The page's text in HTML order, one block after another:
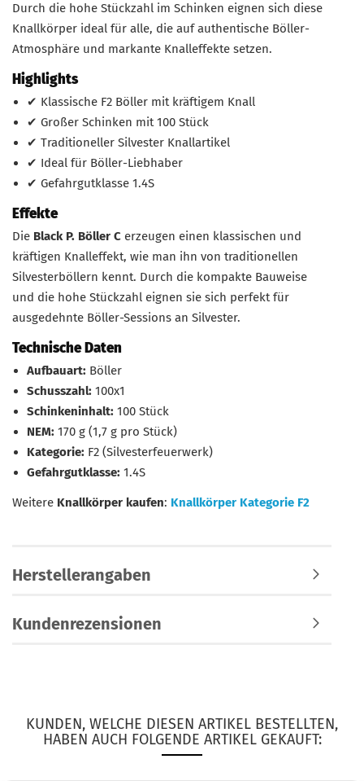
Durch die hohe Stückzahl im Schinken eignen sich diese
Knallkörper ideal für alle, die auf authentische Böller-
Atmosphäre und markante Knalleffekte setzen.
Highlights
✔ Klassische F2 Böller mit kräftigem Knall
✔ Großer Schinken mit 100 Stück
✔ Traditioneller Silvester Knallartikel
✔ Ideal für Böller-Liebhaber
✔ Gefahrgutklasse 1.4S
Effekte
Die Black P. Böller C erzeugen einen klassischen und
kräftigen Knalleffekt, wie man ihn von traditionellen
Silvesterböllern kennt. Durch die kompakte Bauweise
und die hohe Stückzahl eignen sie sich perfekt für
ausgedehnte Böller-Sessions an Silvester.
Technische Daten
Aufbauart: Böller
Schusszahl: 100x1
Schinkeninhalt: 100 Stück
NEM: 170 g (1,7 g pro Stück)
Kategorie: F2 (Silvesterfeuerwerk)
Gefahrgutklasse: 1.4S
Weitere Knallkörper kaufen: Knallkörper Kategorie F2
Herstellerangaben
Kundenrezensionen
KUNDEN, WELCHE DIESEN ARTIKEL BESTELLTEN,
HABEN AUCH FOLGENDE ARTIKEL GEKAUFT: